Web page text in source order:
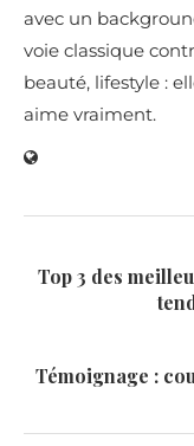
avec un
voie classique
beauté, lifestyle :
aime vraiment.
Top 3 des
Témoignage :